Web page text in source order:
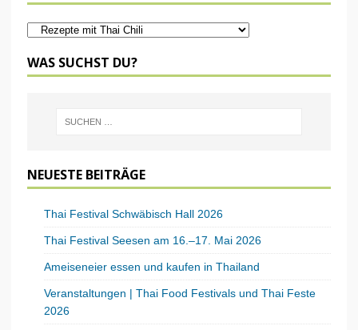
WAS SUCHST DU?
NEUESTE BEITRÄGE
Thai Festival Schwäbisch Hall 2026
Thai Festival Seesen am 16.–17. Mai 2026
Ameiseneier essen und kaufen in Thailand
Veranstaltungen | Thai Food Festivals und Thai Feste
2026